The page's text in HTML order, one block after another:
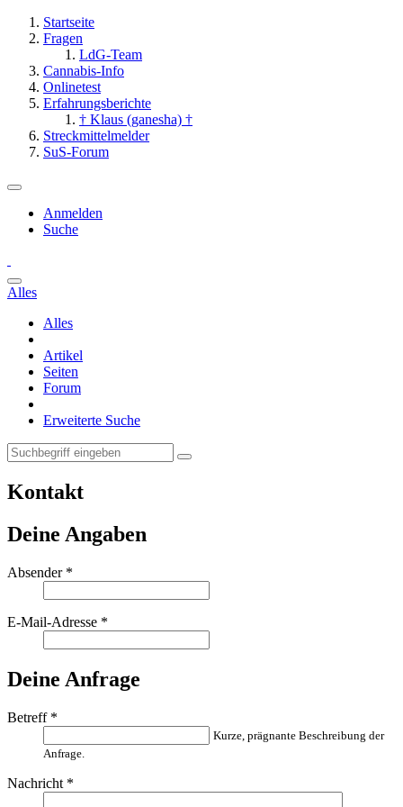
Startseite
Fragen
LdG-Team
Cannabis-Info
Onlinetest
Erfahrungsberichte
† Klaus (ganesha) †
Streckmittelmelder
SuS-Forum
Anmelden
Suche
Alles
Alles
Artikel
Seiten
Forum
Erweiterte Suche
Kontakt
Deine Angaben
Absender *
E-Mail-Adresse *
Deine Anfrage
Betreff *
Kurze, prägnante Beschreibung der
Anfrage.
Nachricht *